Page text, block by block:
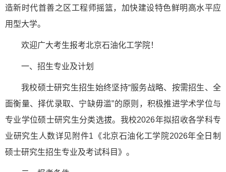
造新时代首善之区工程师摇篮，加快建设特色鲜明高水平应
用型大学。
欢迎广大考生报考北京石油化工学院！
一、招生专业及计划
我校硕士研究生招生始终坚持“服务战略、按需招生、全
面衡量、择优录取、宁缺毋滥”的原则，积极推进学术学位与
专业学位硕士研究生分类选拔。我校2026年拟招收各学科专
业研究生人数详见附件1《北京石油化工学院2026年全日制
硕士研究生招生专业及考试科目》。